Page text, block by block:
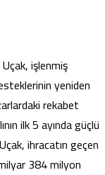
işlenmiş
yeniden
rekabet
ilk 5 ayında güçlü
ihracatın geçen
384 milyon